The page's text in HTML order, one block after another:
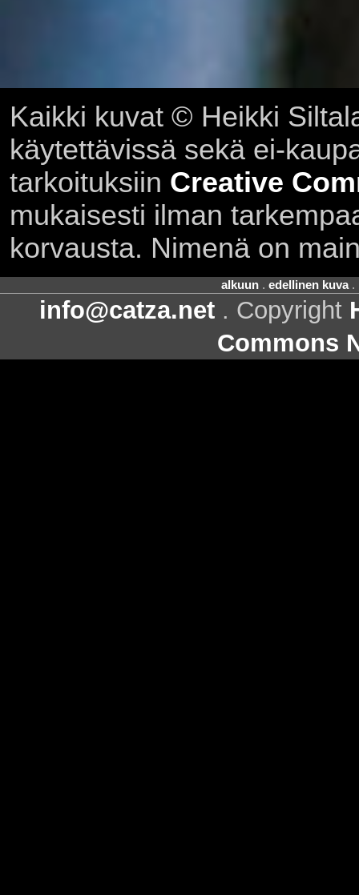
Kaikki kuvat © Heikki
käytettävissä sekä ei-
tarkoituksiin Creative
mukaisesti ilman
korvausta. Nimenä on
alkuun. edellinen kuva.
info@catza.net . Copyright
Commons